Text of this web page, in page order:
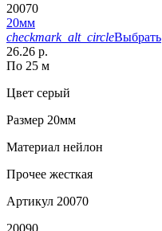
20070
20мм
checkmark_alt_circleВыбрать
26.26 р.
По 25 м
Цвет серый
Размер 20мм
Материал нейлон
Прочее жесткая
Артикул 20070
20090